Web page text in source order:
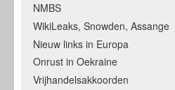
NMBS
WikiLeaks, Snowden, Assange
Nieuw links in Europa
Onrust in Oekraine
Vrijhandelsakkoorden